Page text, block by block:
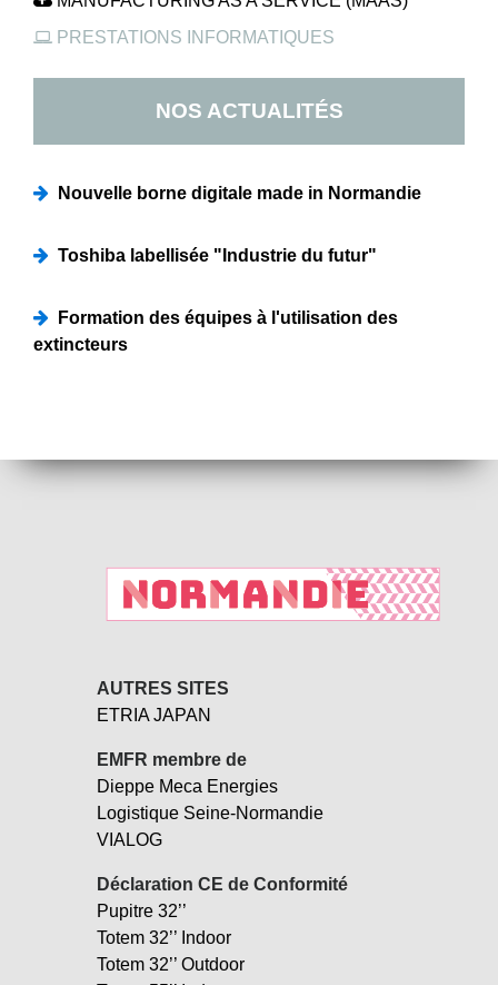
PRESTATIONS INFORMATIQUES
NOS ACTUALITÉS
Nouvelle borne digitale made in Normandie
Toshiba labellisée "Industrie du futur"
Formation des équipes à l'utilisation des
extincteurs
AUTRES SITES
ETRIA JAPAN
EMFR membre de
Dieppe Meca Energies
Logistique Seine-Normandie
VIALOG
Déclaration CE de Conformité
Pupitre 32’’
Totem 32’’ Indoor
Totem 32’’ Outdoor